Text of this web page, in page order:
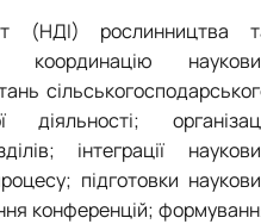
(НДІ) рослинництва
координацію
діяльності;
інтеграції
підготовки
конференцій;